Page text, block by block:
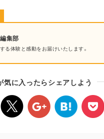
集部
る体験と感動をお届けいたします。
気に入ったらシェアしよう